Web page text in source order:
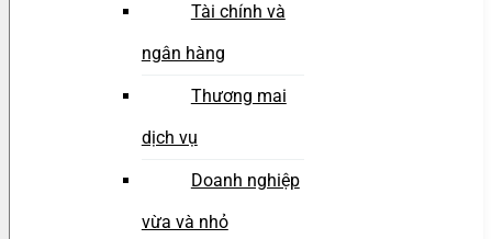
Tài chính và
ngân hàng
Thương mai
dịch vụ
Doanh nghiệp
vừa và nhỏ